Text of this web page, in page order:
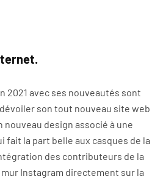
2021 avec ses nouveautés sont
dévoiler son tout nouveau site web
design associé à une
fait la part belle aux casques de la
des contributeurs de la
mur Instagram directement sur la